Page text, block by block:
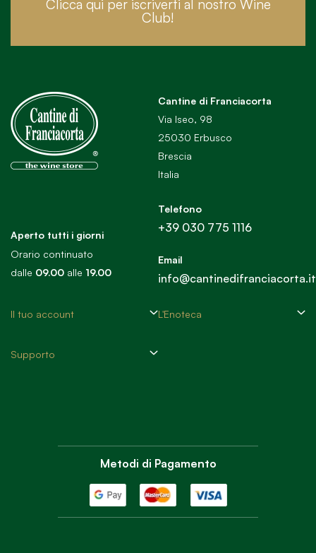
Clicca qui per iscriverti al nostro Wine
Club!
Aperto tutti i giorni
Orario continuato
dalle 09.00 alle 19.00
Cantine di Franciacorta
Via Iseo, 98
25030 Erbusco
Brescia
Italia
Telefono
+39 030 775 1116
Email
info@cantinedifranciacorta.it
Il tuo account L'Enoteca
Supporto
Metodi di Pagamento